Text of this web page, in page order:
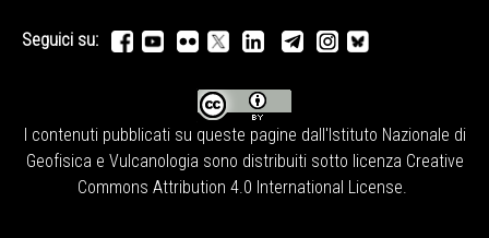
Seguici su:
I contenuti pubblicati su queste pagine dall'Istituto Nazionale di
Geofisica e Vulcanologia sono distribuiti sotto licenza Creative
Commons Attribution 4.0 International License.